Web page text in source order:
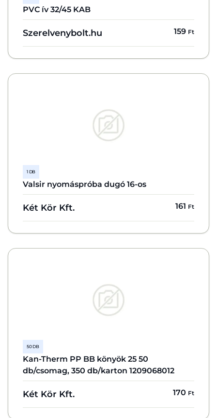
PVC ív 32/45 KAB
Szerelvenybolt.hu 159 Ft
1 DB
Valsir nyomáspróba dugó 16-os
Két Kör Kft. 161 Ft
50 DB
Kan-Therm PP BB könyök 25 50
db/csomag, 350 db/karton 1209068012
Két Kör Kft. 170 Ft